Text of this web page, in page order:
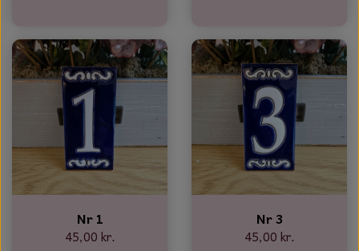
KERAMIK BLOMSTER
Nr 1
45,00 kr.
Nr 3
45,00 kr.